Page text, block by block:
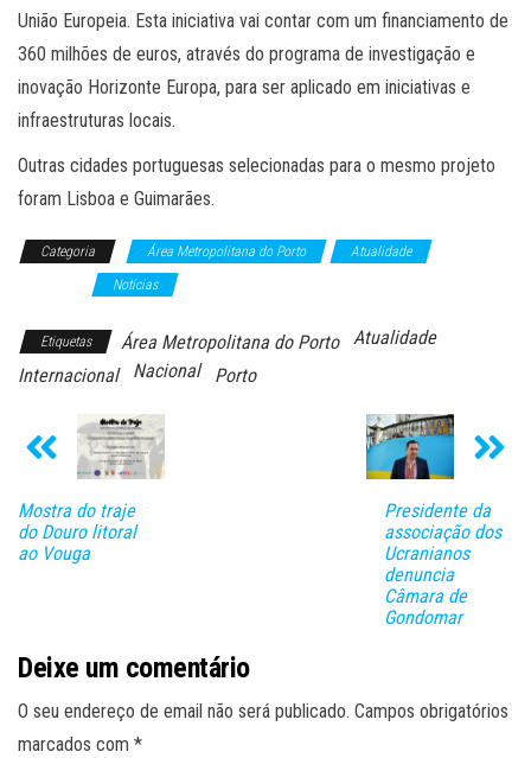
União Europeia. Esta iniciativa vai contar com um financiamento de
360 milhões de euros, através do programa de investigação e
inovação Horizonte Europa, para ser aplicado em iniciativas e
infraestruturas locais.
Outras cidades portuguesas selecionadas para o mesmo projeto
foram Lisboa e Guimarães.
Categoria Área Metropolitana do Porto
Atualidade
Notícias
Etiquetas Área Metropolitana do Porto
Atualidade
Internacional
Nacional Porto
Mostra do traje
do Douro litoral
ao Vouga
Presidente da
associação dos
Ucranianos
denuncia
Câmara de
Gondomar
Deixe um comentário
O seu endereço de email não será publicado. Campos obrigatórios
marcados com *